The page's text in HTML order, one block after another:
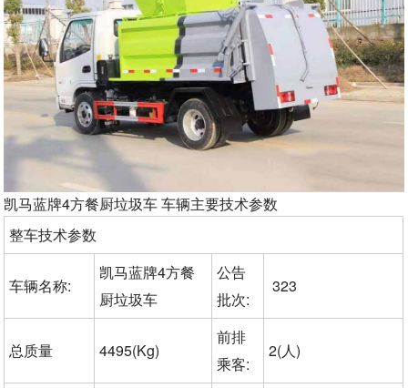
凯马蓝牌4方餐厨垃圾车 车辆主要技术参数
整车技术参数
车辆名称:
凯马蓝牌4方餐
厨垃圾车
公告
批次:
323
总质量 4495(Kg)
前排
乘客:
2(人)